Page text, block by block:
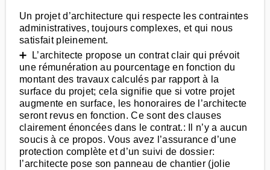
Un projet d’architecture qui respecte les contraintes
administratives, toujours complexes, et qui nous
satisfait pleinement.
➕ L’architecte propose un contrat clair qui prévoit
une rémunération au pourcentage en fonction du
montant des travaux calculés par rapport à la
surface du projet; cela signifie que si votre projet
augmente en surface, les honoraires de l’architecte
seront revus en fonction. Ce sont des clauses
clairement énoncées dans le contrat.: Il n’y a aucun
soucis à ce propos. Vous avez l’assurance d’une
protection complète et d’un suivi de dossier:
l’architecte pose son panneau de chantier (jolie